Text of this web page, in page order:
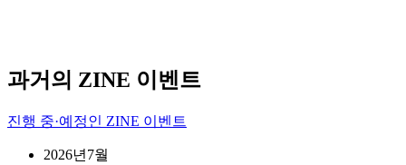
과거의 ZINE 이벤트
진행 중·예정인 ZINE 이벤트
2026년7월